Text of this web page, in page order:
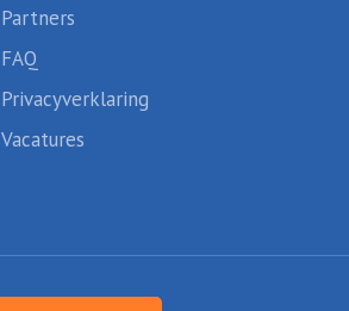
Partners
FAQ
Privacyverklaring
Vacatures